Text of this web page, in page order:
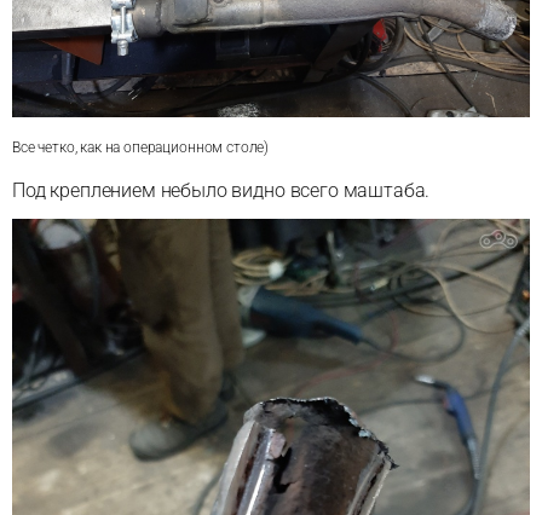
Все четко, как на операционном столе)
Под креплением небыло видно всего маштаба.